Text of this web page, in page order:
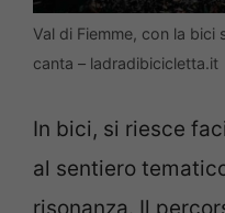
Val di Fiemme, con la
canta – ladradibicicletta.it
In bici, si riesce
al sentiero
risonanza. Il